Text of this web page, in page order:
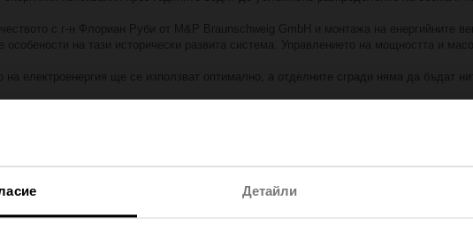
Детайли
с г-н Флориан Руби от M&P Braunschweig GmbH и монтажа на енергийните
особености на тази исторически развита система. Управлението на мощността и
на електроенергия ще се използват оптимално, а отделните сгради няма да бъдат
на енергийната централа на университета в Бремен висока степен на прозрачност
и управление на отоплителната и охладителната система, Energy Valve